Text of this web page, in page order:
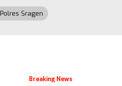
Polres Sragen
Breaking News